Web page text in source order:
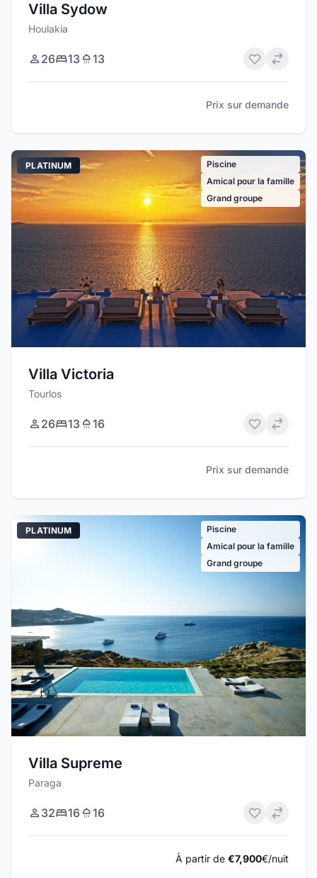
Villa Sydow
Houlakia
26 13 13
Prix sur demande
PLATINUM
Piscine
Amical pour la famille
Grand groupe
Villa Victoria
Tourlos
26 13 16
Prix sur demande
PLATINUM
Piscine
Amical pour la famille
Grand groupe
Villa Supreme
Paraga
32 16 16
À partir de €7,900€/nuit